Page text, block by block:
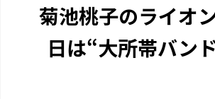
菊池桃子のライオ
日は“大所帯バン